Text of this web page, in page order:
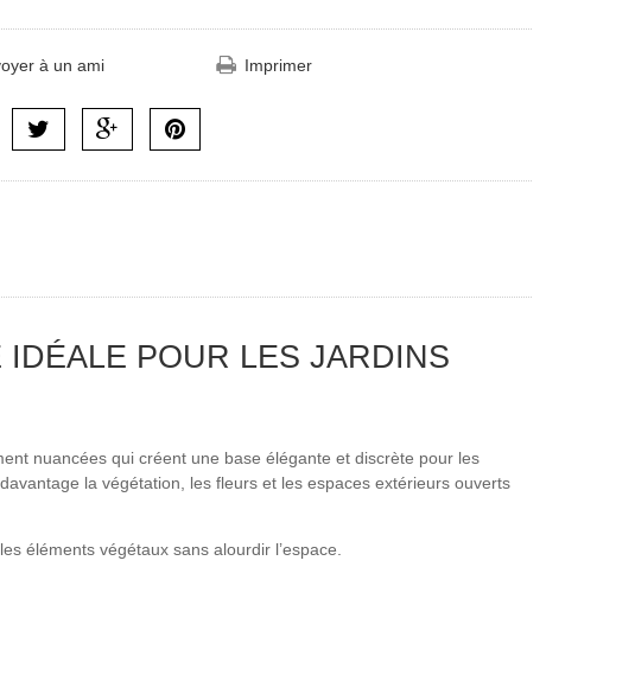
à un ami Imprimer
POUR LES JARDINS
nuancées qui créent une base élégante et discrète pour les
la végétation, les fleurs et les espaces extérieurs ouverts
éléments végétaux sans alourdir l’espace.